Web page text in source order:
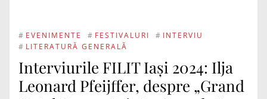
# EVENIMENTE # FESTIVALURI # INTERVIU
# LITERATURĂ GENERALĂ
Interviurile FILIT Iași 2024: Ilja
Leonard Pfeijffer, despre „Grand